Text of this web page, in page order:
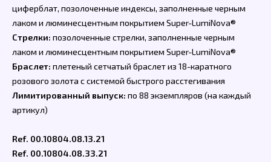
циферблат, позолоченные индексы, заполненные черным
лаком и люминесцентным покрытием Super-LumiNova®
Стрелки: позолоченные стрелки, заполненные черным
лаком и люминесцентным покрытием Super-LumiNova®
Браслет: плетеный сетчатый браслет из 18-каратного
розового золота с системой быстрого расстегивания
Лимитированный выпуск: по 88 экземпляров (на каждый
артикул)
Ref. 00.10804.08.13.21
Ref. 00.10804.08.33.21